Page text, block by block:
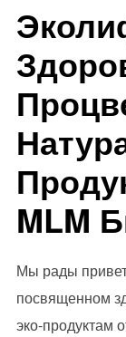
MLM
Мы рады
посвященном
эко-продуктам